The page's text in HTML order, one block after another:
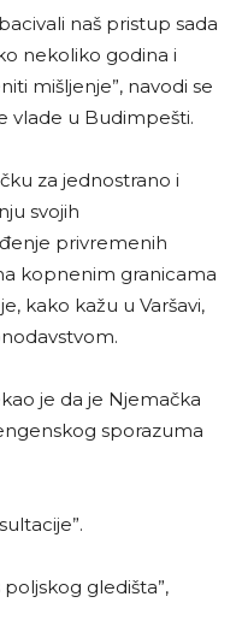
naš pristup sada
nekoliko godina i
mišljenje”, navodi se
vlade u Budimpešti.
za jednostrano i
svojih
privremenih
kopnenim granicama
kako kažu u Varšavi,
je da je Njemačka
sporazuma
gledišta”,